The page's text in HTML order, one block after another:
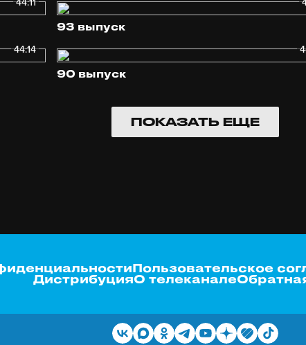
93 выпуск
44:14
90 выпуск
ПОКАЗАТЬ ЕЩЕ
Пользовательское
ДистрибуцияО телеканале